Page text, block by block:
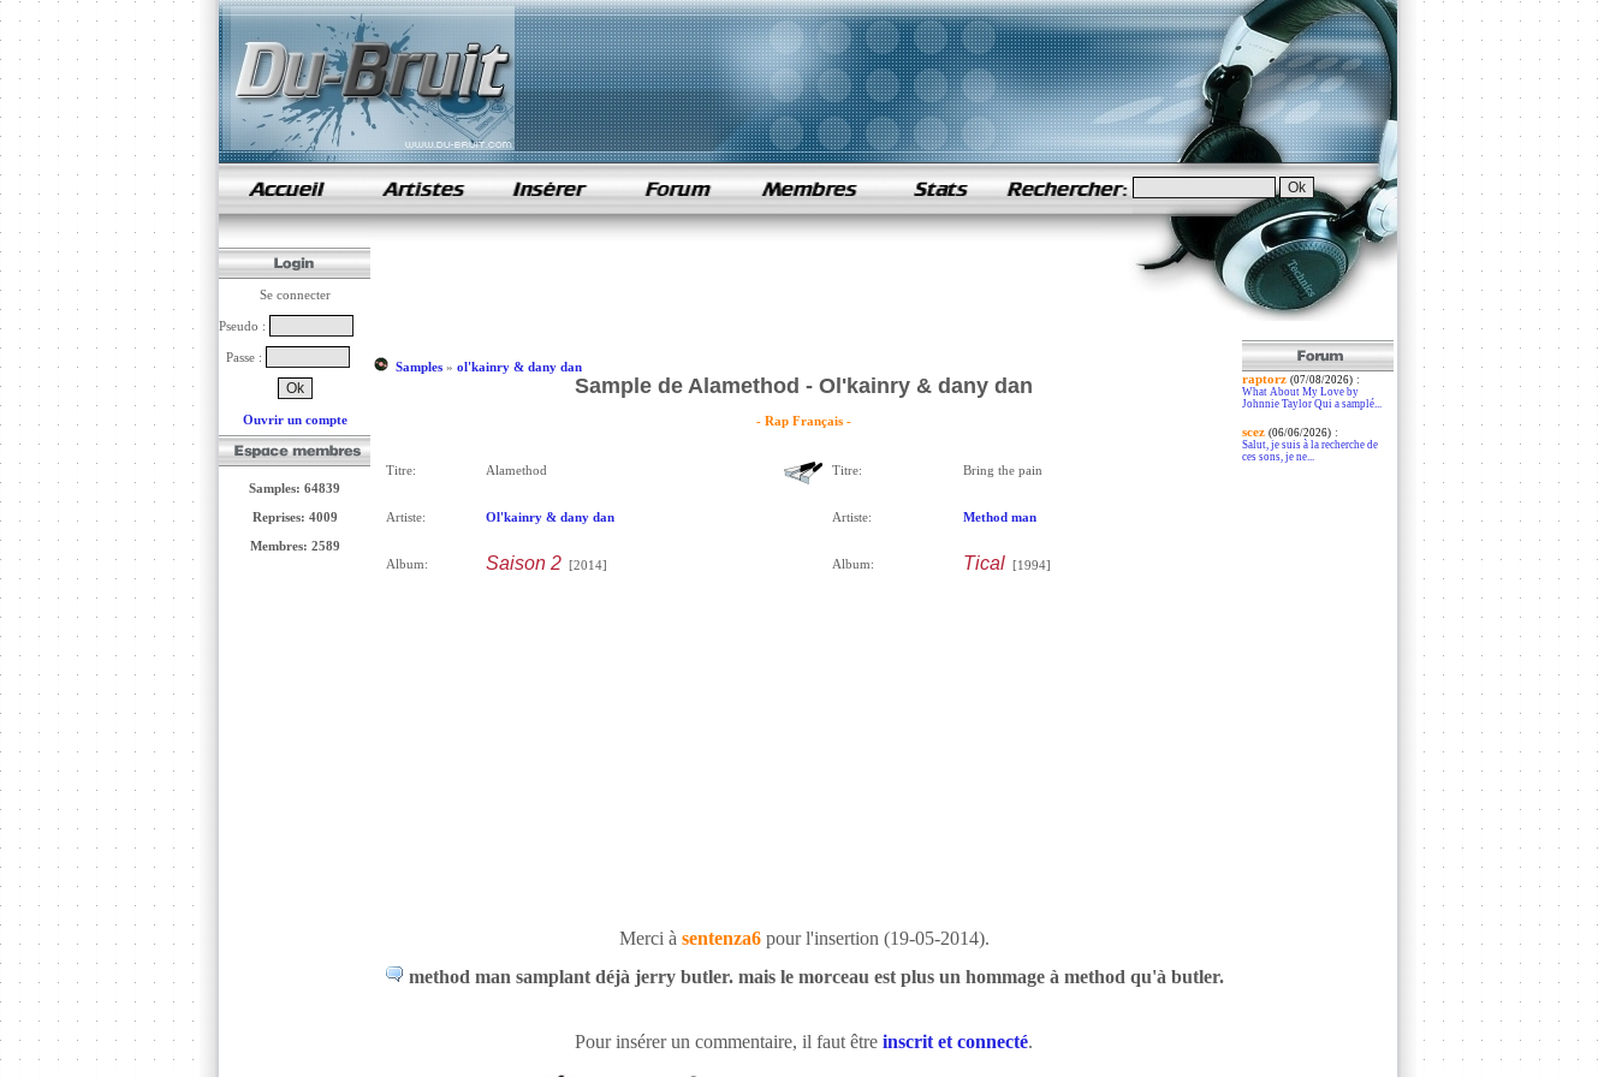
samples de rap
Se connecter
Pseudo :
Passe :
Ouvrir un compte
Samples: 64839
Reprises: 4009
Membres: 2589
Samples» ol'kainry & dany dan
Sample de Alamethod - Ol'kainry & dany dan
- Rap Français -
Titre: Alamethod
Artiste: Ol'kainry & dany dan
Album: Saison 2[2014]
Titre: Bring the pain
Artiste: Method man
Album: Tical[1994]
Merci à sentenza6pour l'insertion (19-05-2014).
method man samplant déjà jerry butler. mais le morceau est plus un hommage à method qu'à butler.
Pour insérer un commentaire, il faut être inscrit et connecté.
raptorz (07/08/2026):
What About My Love by
Johnnie Taylor Qui a samplé...
scez (06/06/2026):
Salut, je suis à la recherche de
ces sons, je ne...